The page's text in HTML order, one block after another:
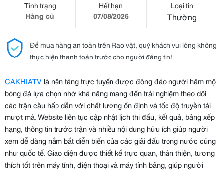
Tình trạng
Hàng cũ
Hết hạn
07/08/2026
Loại tin
Thường
Để mua hàng an toàn trên Rao vặt, quý khách vui lòng không
thực hiện thanh toán trước cho người đăng tin!
CAKHIATV là nền tảng trực tuyến được đông đảo người hâm mộ
bóng đá lựa chọn nhờ khả năng mang đến trải nghiệm theo dõi
các trận cầu hấp dẫn với chất lượng ổn định và tốc độ truyền tải
mượt mà. Website liên tục cập nhật lịch thi đấu, kết quả, bảng xếp
hạng, thông tin trước trận và nhiều nội dung hữu ích giúp người
xem dễ dàng nắm bắt diễn biến của các giải đấu trong nước cũng
như quốc tế. Giao diện được thiết kế trực quan, thân thiện, tương
thích tốt trên máy tính, điện thoại và máy tính bảng, giúp người